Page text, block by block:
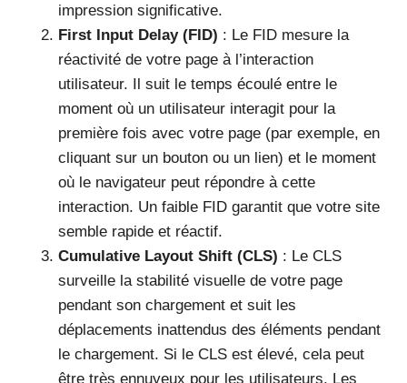
impression significative.
First Input Delay (FID) : Le FID mesure la
réactivité de votre page à l’interaction
utilisateur. Il suit le temps écoulé entre le
moment où un utilisateur interagit pour la
première fois avec votre page (par exemple, en
cliquant sur un bouton ou un lien) et le moment
où le navigateur peut répondre à cette
interaction. Un faible FID garantit que votre site
semble rapide et réactif.
Cumulative Layout Shift (CLS) : Le CLS
surveille la stabilité visuelle de votre page
pendant son chargement et suit les
déplacements inattendus des éléments pendant
le chargement. Si le CLS est élevé, cela peut
être très ennuyeux pour les utilisateurs. Les